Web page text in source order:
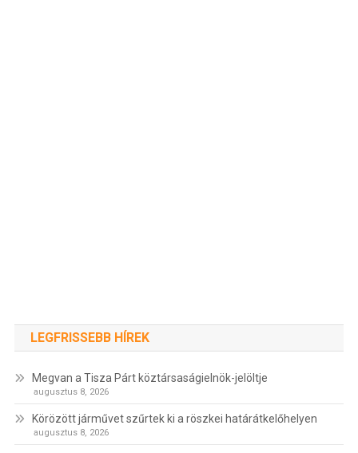
LEGFRISSEBB HÍREK
Megvan a Tisza Párt köztársaságielnök-jelöltje
augusztus 8, 2026
Körözött járművet szűrtek ki a röszkei határátkelőhelyen
augusztus 8, 2026